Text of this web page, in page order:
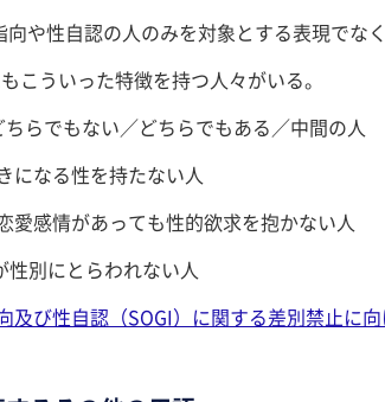
や性自認の人のみを対象とする表現でな
こういった特徴を持つ人々がいる。
らでもない／どちらでもある／中間の人
になる性を持たない人
愛感情があっても性的欲求を抱かない人
性別にとらわれない人
及び性自認（SOGI）に関する差別禁止に